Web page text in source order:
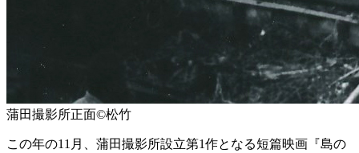
蒲田撮影所正面©️松竹
この年の11月、蒲田撮影所設立第1作となる短篇映画『島の